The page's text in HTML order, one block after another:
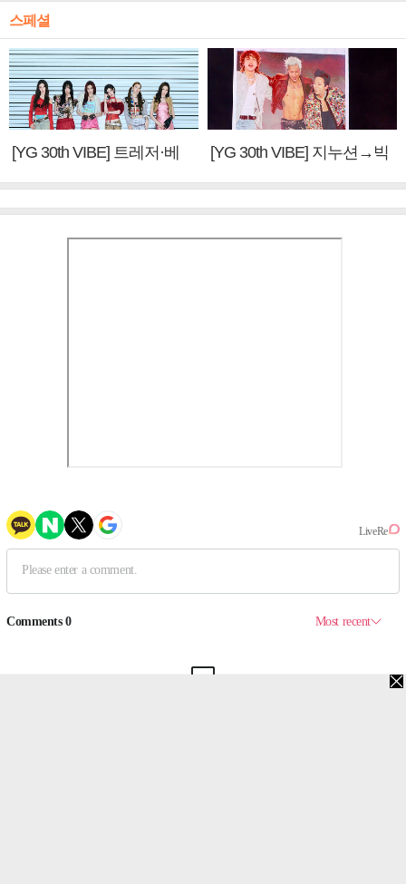
스페셜
[YG 30th VIBE] 트레저·베
[YG 30th VIBE] 지누션→빅